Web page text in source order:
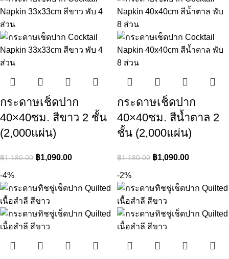
กระดาษเช็ดปาก
40×40ซม. สีขาว 2 ชั้น
(2,000แผ่น)
฿1,180.00 ฿1,090.00
กระดาษเช็ดปาก
40×40ซม. สีน้ำตาล 2
ชั้น (2,000แผ่น)
฿1,180.00 ฿1,090.00
-4% -2%